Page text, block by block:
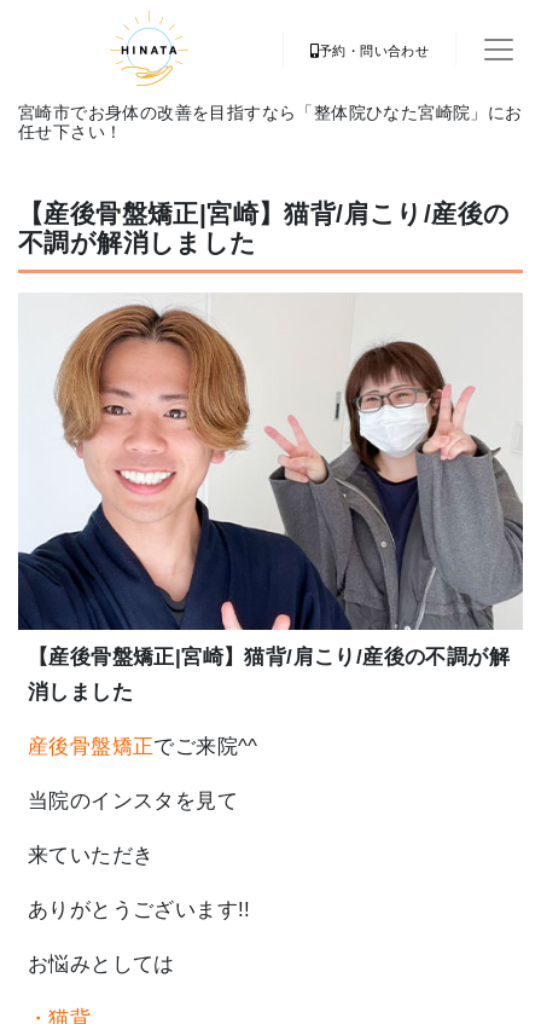
予約・問い合わせ
宮崎市でお身体の改善を目指すなら「整体院ひなた宮崎院」にお
任せ下さい！
【産後骨盤矯正|宮崎】猫背/肩こり/産後の
不調が解消しました
【産後骨盤矯正|宮崎】猫背/肩こり/産後の不調が解
消しました
産後骨盤矯正でご来院^^
当院のインスタを見て
来ていただき
ありがとうございます!!
お悩みとしては
・猫背